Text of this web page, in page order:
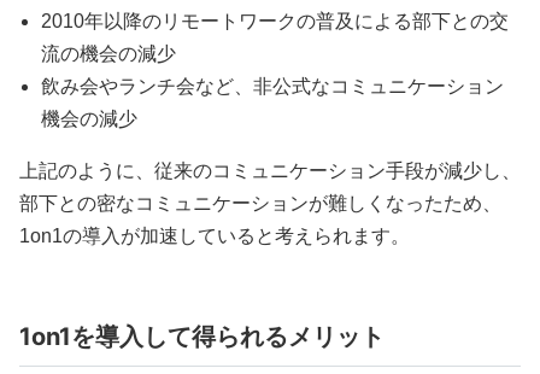
2010年以降のリモートワークの普及による部下との交
流の機会の減少
飲み会やランチ会など、非公式なコミュニケーション
機会の減少
上記のように、従来のコミュニケーション手段が減少し、
部下との密なコミュニケーションが難しくなったため、
1on1の導入が加速していると考えられます。
1on1を導入して得られるメリット